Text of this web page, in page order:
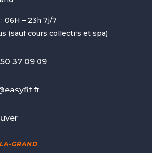
06H – 23h 7j/7
(sauf cours collectifs et spa)
37 09 09
GRAND